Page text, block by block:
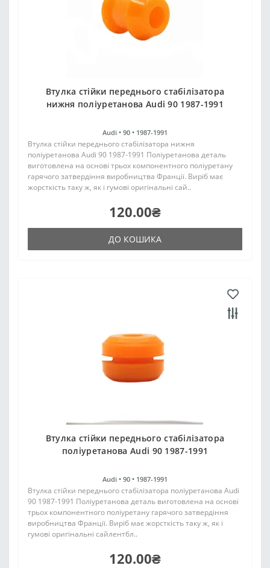
Втулка стійки переднього стабілізатора
нижня поліуретанова Audi 90 1987-1991
Audi • 90 • 1987-1991
Втулка стійки переднього стабілізатора нижня
поліуретанова Audi 90 1987-1991 Поліуретанова деталь
виготовлена на основі трьох компонентного поліуретану
гарячого затвердіння виробництва Франції. Виріб має
жорсткість таку ж, як і гумові оригінальні сай..
120.00₴
ДО КОШИКА
Втулка стійки переднього стабілізатора
поліуретанова Audi 90 1987-1991
Audi • 90 • 1987-1991
Втулка стійки переднього стабілізатора поліуретанова Audi
90 1987-1991 Поліуретанова деталь виготовлена на основі
трьох компонентного поліуретану гарячого затвердіння
виробництва Франції. Виріб має жорсткість таку ж, як і
гумові оригінальні сайлентбл..
120.00₴